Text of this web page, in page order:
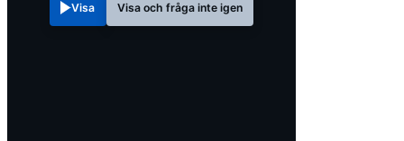
Visa Visa och fråga inte igen